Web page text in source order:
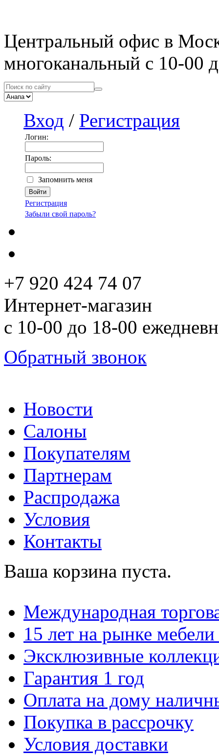
Центральный офис в
многоканальный с 10-00
Вход / Регистрация
Логин:
Пароль:
Запомнить меня
Регистрация
Забыли свой пароль?
+7 920 424 74 07
Интернет-магазин
с 10-00 до 18-00
Обратный звонок
Новости
Салоны
Покупателям
Партнерам
Распродажа
Условия
Контакты
Ваша корзина пуста.
Международная
15 лет на рынке
Эксклюзивные
Гарантия 1 год
Оплата на дому
Покупка в рассрочку
Условия доставки